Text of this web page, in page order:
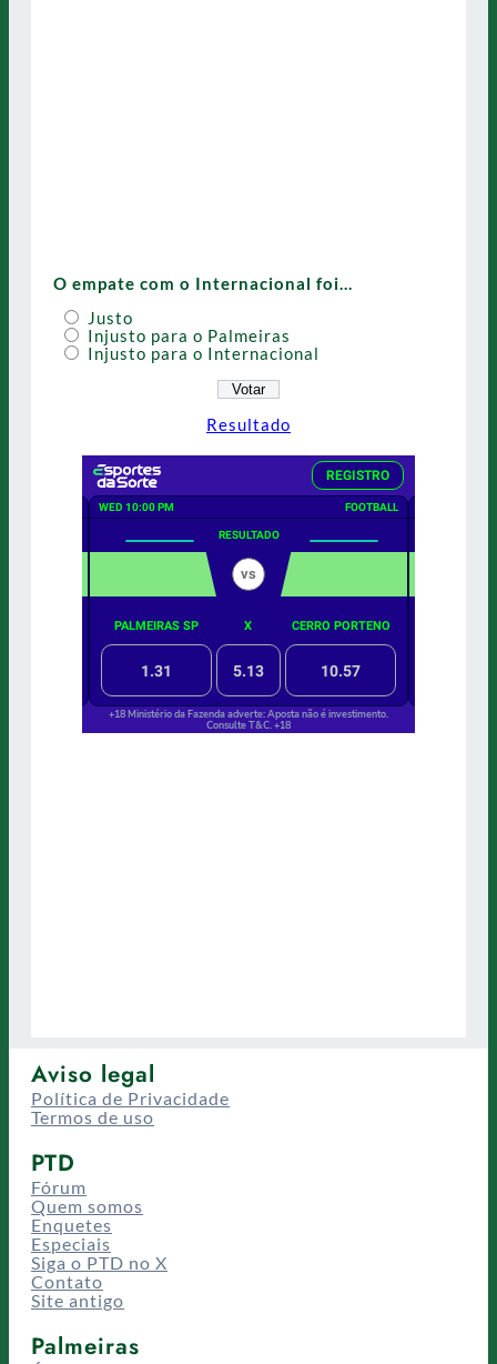
O empate com o Internacional foi…
Justo
Injusto para o Palmeiras
Injusto para o Internacional
Resultado
Aviso legal
Política de Privacidade
Termos de uso
PTD
Fórum
Quem somos
Enquetes
Especiais
Siga o PTD no X
Contato
Site antigo
Palmeiras